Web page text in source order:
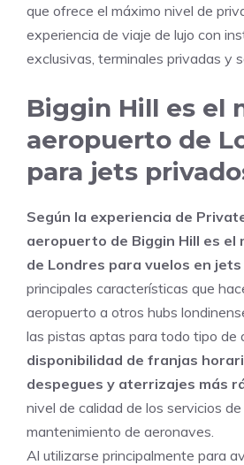
que ofrece el máximo nivel de
experiencia de viaje de lujo con
exclusivas, terminales privadas y
Biggin Hill es el
aeropuerto de
para jets
Según la experiencia de
aeropuerto de Biggin Hill es el
de Londres para vuelos en
principales características que
aeropuerto a otros hubs
las pistas aptas para todo tipo de
disponibilidad de franjas
despegues y aterrizajes más
nivel de calidad de los servicios
mantenimiento de aeronaves.
Al utilizarse principalmente para